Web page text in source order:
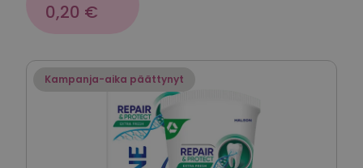
0,20 €
Kampanja-aika päättynyt